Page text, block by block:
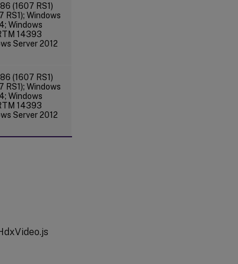
(1607 RS1)
RS1); Windows
Windows
14393
Server 2012
(1607 RS1)
RS1); Windows
Windows
14393
Server 2012